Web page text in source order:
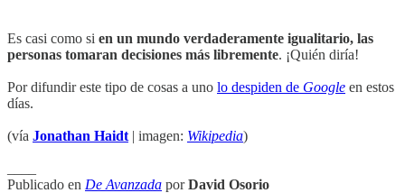
Es casi como si en un mundo verdaderamente igualitario, las
personas tomaran decisiones más libremente. ¡Quién diría!
Por difundir este tipo de cosas a uno lo despiden de Google en estos
días.
(vía Jonathan Haidt | imagen: Wikipedia)
Publicado en De Avanzada porDavid Osorio